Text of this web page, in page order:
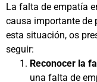
La falta de empatía
causa importante de
esta situación, os
seguir:
Reconocer la
una falta de